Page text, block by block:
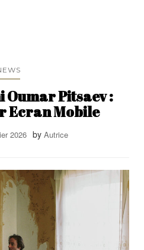
Oumar Pitsaev :
Ecran Mobile
2026 by Autrice